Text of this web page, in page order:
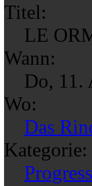
Titel:
LE
Wann:
Do, 11.
Wo:
Das
Kategorie: